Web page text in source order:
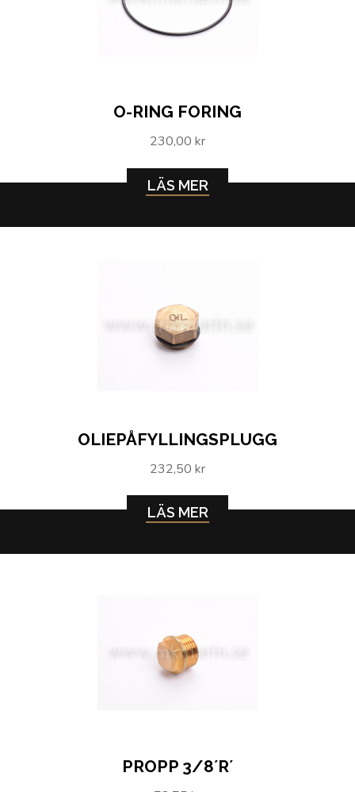
O-RING FORING
230,00 kr
LÄS MER
OLIEPÅFYLLINGSPLUGG
232,50 kr
LÄS MER
PROPP 3/8´R´